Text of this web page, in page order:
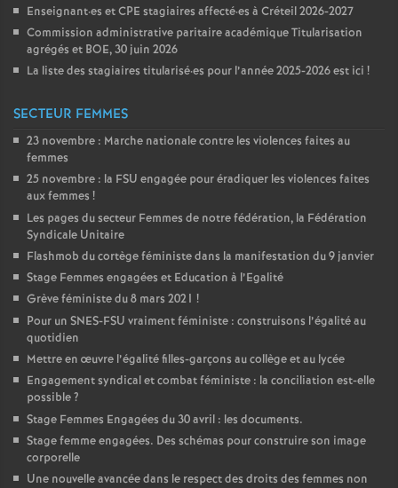
Enseignant·es etCPE stagiaires affecté·es à Créteil 2026-2027
Commission administrative paritaire académique Titularisation
agrégés et BOE, 30 juin 2026
La liste des stagiaires titularisé·es pour l’année 2025-2026 est ici !
SECTEUR FEMMES
23 novembre : Marche nationale contre les violences faites au
femmes
25 novembre : la FSU engagée pour éradiquer les violences faites
aux femmes !
Les pages du secteur Femmes de notre fédération, la Fédération
Syndicale Unitaire
Flashmob du cortège féministe dans la manifestation du 9 janvier
Stage Femmes engagées et Education à l’Egalité
Grève féministe du 8 mars 2021 !
Pour un SNES-FSU vraiment féministe : construisons l’égalité au
quotidien
Mettre en œuvre l’égalité filles-garçons au collège et au lycée
Engagement syndical et combat féministe : la conciliation est-elle
possible?
Stage Femmes Engagées du 30 avril : les documents.
Stage femme engagées. Des schémas pour construire son image
corporelle
Une nouvelle avancée dans le respect des droits des femmes non